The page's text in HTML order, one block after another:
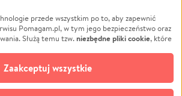
Edukacja
Podróż
Impreza
Ochrona środowiska
Biznes
przede wszystkim po to, aby zapewnić
Pomagam.pl, w tym jego bezpieczeństwo oraz
Służą temu tzw.niezbędne pliki cookie, które
opcjonalnych plików cookie
i retargetingowych. Możesz wyrazić
lub jej odmówić. W dowolnym momencie masz
Zaakceptuj wszystkie